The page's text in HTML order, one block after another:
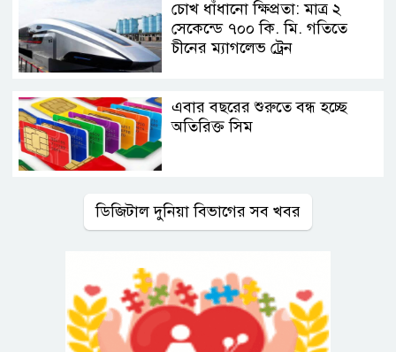
চোখ ধাঁধানো ক্ষিপ্রতা: মাত্র ২
সেকেন্ডে ৭০০ কি. মি. গতিতে
চীনের ম্যাগলেভ ট্রেন
এবার বছরের শুরুতে বন্ধ হচ্ছে
অতিরিক্ত সিম
ডিজিটাল দুনিয়া বিভাগের সব খবর